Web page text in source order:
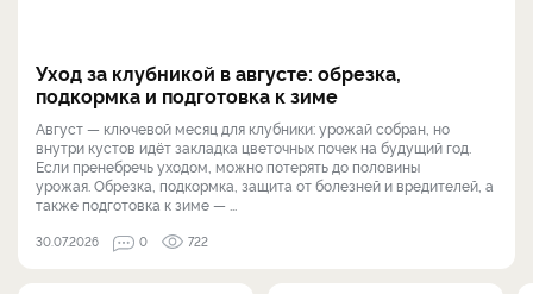
Уход за клубникой в августе: обрезка,
подкормка и подготовка к зиме
Август — ключевой месяц для клубники: урожай собран, но
внутри кустов идёт закладка цветочных почек на будущий год.
Если пренебречь уходом, можно потерять до половины
урожая. Обрезка, подкормка, защита от болезней и вредителей, а
также подготовка к зиме — ...
30.07.2026 0 722